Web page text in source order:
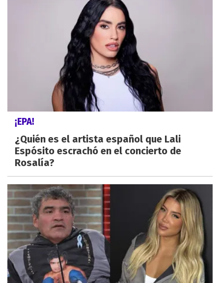
¡EPA!
¿Quién es el artista español que Lali
Espósito escrachó en el concierto de
Rosalía?